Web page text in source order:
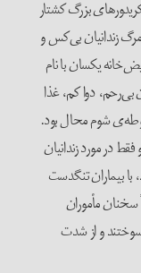
بزرگ کشتار
زندانیان بی‌کس و
یکسان با نام
دوا کم، غذا
شوم محال بود.
در مورد زندانیان
با بیماران تنگدست
سخنان مأموران
و از شدت